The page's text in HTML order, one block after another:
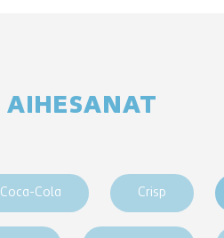
AIHESANAT
Coca-Cola Crisp